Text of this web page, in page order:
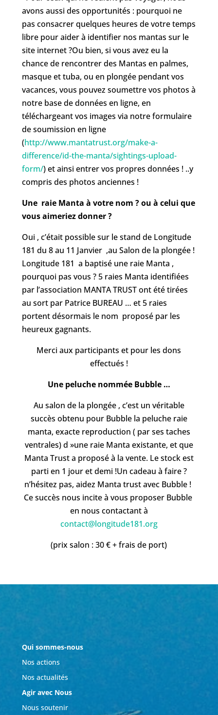
avons aussi des opportunités : pourquoi ne
pas consacrer quelques heures de votre temps
libre pour aider à identifier nos mantas sur le
site internet ?Ou bien, si vous avez eu la
chance de rencontrer des Mantas en palmes,
masque et tuba, ou en plongée pendant vos
vacances, vous pouvez soumettre vos photos à
notre base de données en ligne, en
téléchargeant vos images via notre formulaire
de soumission en ligne
(http://www.mantatrust.org/make-a-
difference/id-the-manta/sightings-upload-
form/) et ainsi entrer vos propres données ! ..y
compris des photos anciennes !
Une raie Manta à votre nom ? ou à celui que
vous aimeriez donner ?
Oui , c’était possible sur le stand de Longitude
181 du 8 au 11 Janvier,au Salon de la plongée !
Longitude 181 a baptisé une raie Manta ,
pourquoi pas vous ? 5 raies Manta identifiées
par l’association MANTA TRUST ont été tirées
au sort par Patrice BUREAU … et 5 raies
portent désormais le nom proposé par les
heureux gagnants.
Merci aux participants et pour les dons
effectués !
Une peluche nommée Bubble …
Au salon de la plongée , c’est un véritable
succès obtenu pour Bubble la peluche raie
manta, exacte reproduction ( par ses taches
ventrales) d »une raie Manta existante, et que
Manta Trust a proposé à la vente. Le stock est
parti en 1 jour et demi !Un cadeau à faire ?
n’hésitez pas, aidez Manta trust avec Bubble !
Ce succès nous incite à vous proposer Bubble
en nous contactant à
contact@longitude181.org
(prix salon : 30 € + frais de port)
Qui sommes-nous
Nos actions
Nos actualités
Agir avec Nous
Nous soutenir